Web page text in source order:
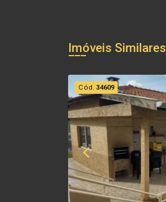
Imóveis Similares
Cód. 34609